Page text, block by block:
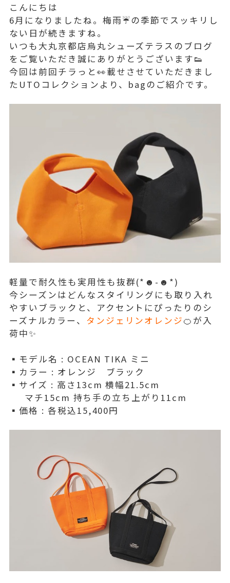
こんにちは
6月になりましたね。梅雨☔️の季節でスッキリし
ない日が続きますね。
いつも大丸京都店烏丸シューズテラスのブログ
をご覧いただき誠にありがとうございます👟
今回は前回チラっと👀載せさせていただきまし
たUTOコレクションより、bagのご紹介です。
軽量で耐久性も実用性も抜群(*☻-☻*)
今シーズンはどんなスタイリングにも取り入れ
やすいブラックと、アクセントにぴったりのシ
ーズナルカラー、 タンジェリンオレンジ🍊が入
荷中✨
▪️モデル名 : OCEAN TIKA ミニ
▪️カラー : オレンジ ブラック
▪️サイズ : 高さ13cm 横幅21.5cm
マチ15cm 持ち手の立ち上がり11cm
▪️価格 : 各税込15,400円